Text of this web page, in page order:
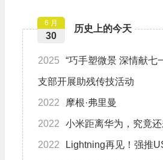
历史上的今天
6 月
30
2025 “巧手塑微景 深情献七
支部开展助残传技活动
2022 摩根·弗里曼
2022 小米距离华为，究竟
2022 Lightning再见！强推